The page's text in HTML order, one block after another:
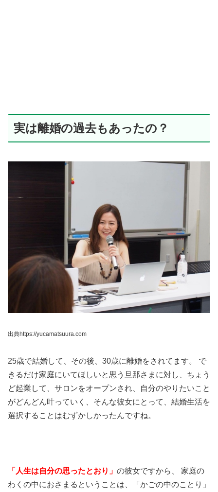
実は離婚の過去もあったの？
出典https://yucamatsuura.com
25歳で結婚して、 その後、30歳に離婚をされてます。 で
きるだけ家庭にいてほしいと思う旦那さまに対し、ちょう
ど起業して、サロンをオープンされ、自分のやりたいこと
がどんどん叶っていく、そんな彼女にとって、結婚生活を
選択することはむずかしかったんですね。
「人生は自分の思ったとおり」 の彼女ですから、 家庭の
わくの中におさまるということは、「かごの中のことり」